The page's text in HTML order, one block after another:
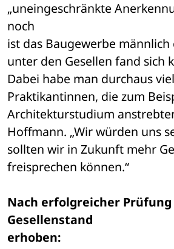
„uneingeschränkte
noch
ist das Baugewerbe
unter den Gesellen fand sich
Dabei habe man durchaus
Praktikantinnen, die zum
Architekturstudium
Hoffmann. „Wir würden uns
sollten wir in Zukunft mehr
freisprechen können.“
Nach erfolgreicher
Gesellenstand
erhoben: